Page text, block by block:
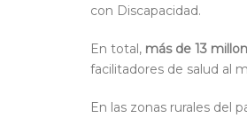
con Discapacidad.
En total, más de 13
facilitadores de salud al
En las zonas rurales del